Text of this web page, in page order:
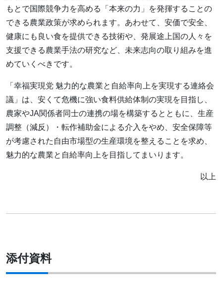
もとで国際競争力を高める「本来の力」を発揮することの
できる農業政策が求められます。あわせて、安価で安全、
健康にも良い食を提供できる技術や、発展途上国の人々を
支援できる農業手法の研究など、未来志向の取り組みを進
めていくべきです。
「幸福実現党 魅力的な農業と自給率向上を実現する連絡会
議」は、安くて危機に強い食料供給体制の実現を目指し、
農家やJA関係者同士の連携の場を構築するとともに、生産
調整（減反）・転作補助金による介入をやめ、安全保障等
が考慮された自由市場型の生産環境を整えることを求め、
魅力的な農業と自給率向上を目指してまいります。
以上
添付資料